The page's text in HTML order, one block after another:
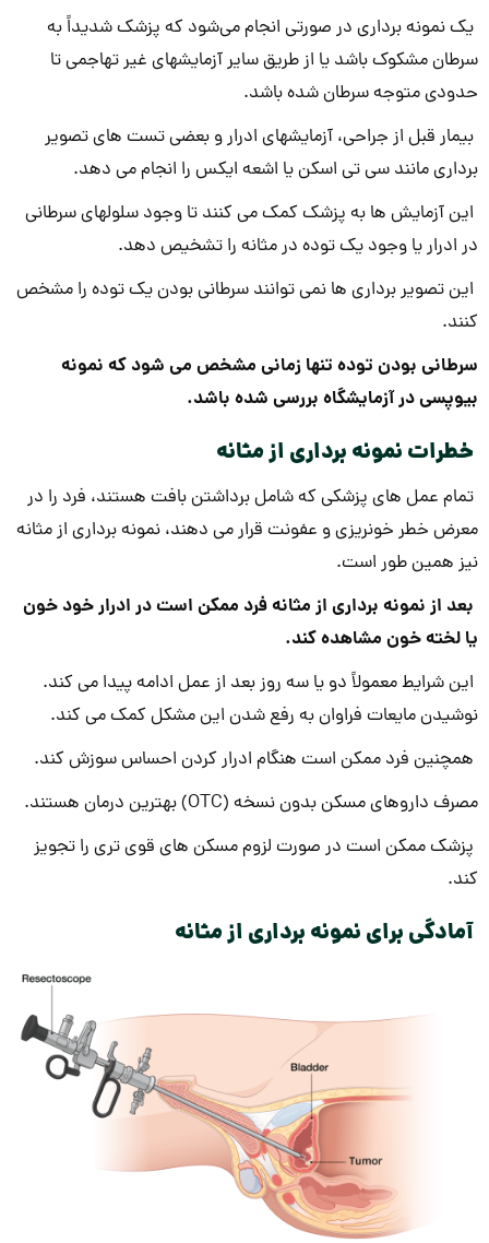
یک نمونه برداری در صورتی انجام می‌شود که پزشک شدیداً به
سرطان مشکوک باشد یا از طریق سایر آزمایشهای غیر تهاجمی تا
حدودی متوجه سرطان شده باشد.
بیمار قبل از جراحی، آزمایشهای ادرار و بعضی تست های تصویر
برداری مانند سی تی اسکن یا اشعه ایکس را انجام می دهد.
این آزمایش ها به پزشک کمک می کنند تا وجود سلولهای سرطانی
در ادرار یا وجود یک توده در مثانه را تشخیص دهد.
این تصویر برداری ها نمی توانند سرطانی بودن یک توده را مشخص
کنند.
سرطانی بودن توده تنها زمانی مشخص می شود که نمونه
بیوپسی در آزمایشگاه بررسی شده باشد.
خطرات نمونه برداری از مثانه
تمام عمل های پزشکی که شامل برداشتن بافت هستند، فرد را در
معرض خطر خونریزی و عفونت قرار می دهند، نمونه برداری از مثانه
نیز همین طور است.
بعد از نمونه برداری از مثانه فرد ممکن است در ادرار خود خون
یا لخته خون مشاهده کند.
این شرایط معمولاً دو یا سه روز بعد از عمل ادامه پیدا می کند.
نوشیدن مایعات فراوان به رفع شدن این مشکل کمک می کند.
همچنین فرد ممکن است هنگام ادرار کردن احساس سوزش کند.
مصرف داروهای مسکن بدون نسخه (OTC) بهترین درمان هستند.
پزشک ممکن است در صورت لزوم مسکن های قوی تری را تجویز
کند.
آمادگی برای نمونه برداری از مثانه